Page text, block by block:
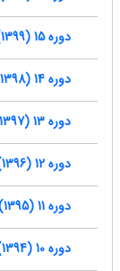
دوره 15 (1399)
دوره 14 (1398)
دوره 13 (1397)
دوره 12 (1396)
دوره 11 (1395)
دوره 10 (1394)